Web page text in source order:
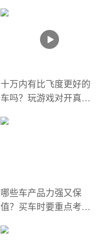
十万内有比飞度更好的
车吗？玩游戏对开真车
哪些车产品力强又保
值？买车时要重点考虑